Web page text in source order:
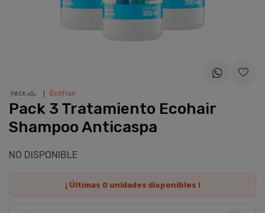
PACK x3u. Ecohair
Pack 3 Tratamiento Ecohair
Shampoo Anticaspa
NO DISPONIBLE
¡ Últimas 0unidades disponibles !